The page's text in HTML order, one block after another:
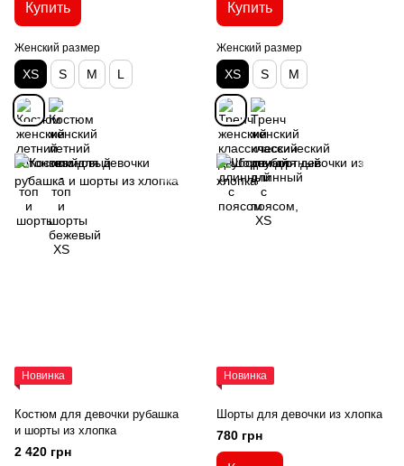
Купить
Женский размер
XS S M L
Купить
Женский размер
XS S M
Новинка
Костюм для девочки рубашка
и шорты из хлопка
2 420 грн
Новинка
Шорты для девочки из хлопка
780 грн